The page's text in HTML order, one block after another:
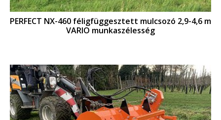
PERFECT NX-460 féligfüggesztett mulcsozó 2,9-4,6 m
VARIO munkaszélesség